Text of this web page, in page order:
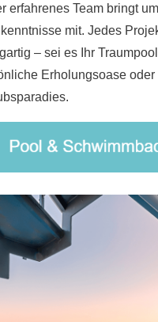
erfahrenes Team bringt
mit. Jedes
– sei es Ihr
Erholungsoase oder